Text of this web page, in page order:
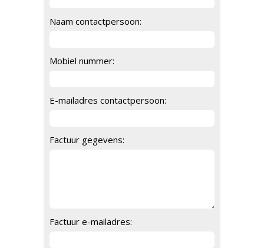
Naam contactpersoon:
Mobiel nummer:
E-mailadres contactpersoon:
Factuur gegevens:
Factuur e-mailadres: